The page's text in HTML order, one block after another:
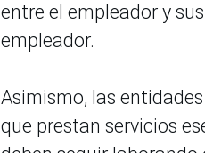
entre el empleador y
empleador.
Asimismo, las
que prestan servicios